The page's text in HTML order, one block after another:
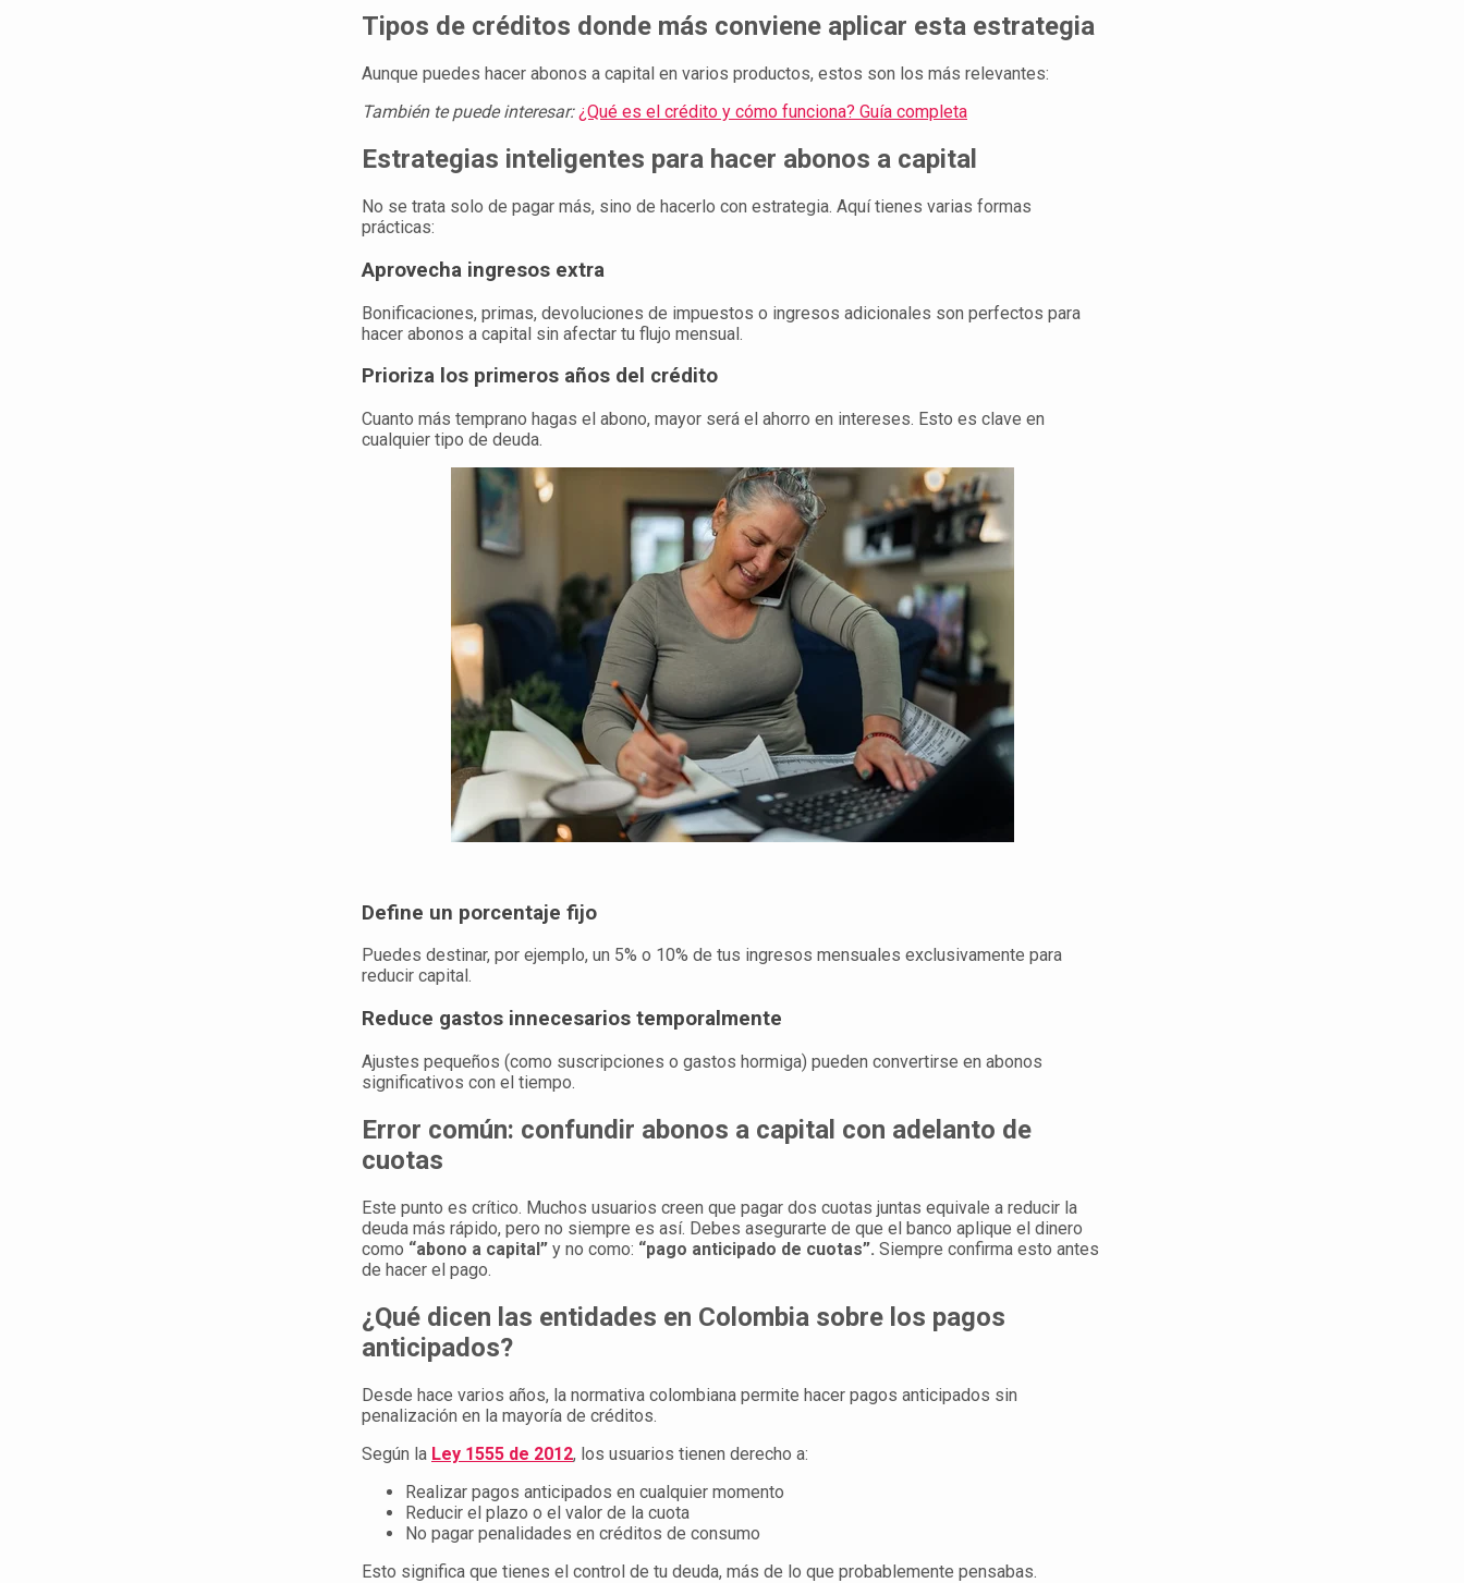
Tipos de créditos donde más conviene aplicar esta estrategia
Aunque puedes hacer abonos a capital en varios productos, estos son los más relevantes:
También te puede interesar:¿Qué es el crédito y cómo funciona? Guía completa
Estrategias inteligentes para hacer abonos a capital
No se trata solo de pagar más, sino de hacerlo con estrategia. Aquí tienes varias formas
prácticas:
Aprovecha ingresos extra
Bonificaciones, primas, devoluciones de impuestos o ingresos adicionales son perfectos para
hacer abonos a capital sin afectar tu flujo mensual.
Prioriza los primeros años del crédito
Cuanto más temprano hagas el abono, mayor será el ahorro en intereses. Esto es clave en
cualquier tipo de deuda.
Define un porcentaje fijo
Puedes destinar, por ejemplo, un 5% o 10% de tus ingresos mensuales exclusivamente para
reducir capital.
Reduce gastos innecesarios temporalmente
Ajustes pequeños (como suscripciones o gastos hormiga) pueden convertirse en abonos
significativos con el tiempo.
Error común: confundir abonos a capital con adelanto de
cuotas
Este punto es crítico. Muchos usuarios creen que pagar dos cuotas juntas equivale a reducir la
deuda más rápido, pero no siempre es así. Debes asegurarte de que el banco aplique el dinero
como “abono a capital” y no como: “pago anticipado de cuotas”. Siempre confirma esto antes
de hacer el pago.
¿Qué dicen las entidades en Colombia sobre los pagos
anticipados?
Desde hace varios años, la normativa colombiana permite hacer pagos anticipados sin
penalización en la mayoría de créditos.
Según la Ley 1555 de 2012, los usuarios tienen derecho a:
Realizar pagos anticipados en cualquier momento
Reducir el plazo o el valor de la cuota
No pagar penalidades en créditos de consumo
Esto significa que tienes el control de tu deuda, más de lo que probablemente pensabas.